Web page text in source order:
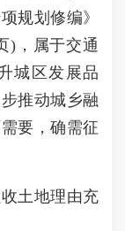
规划修编》
)，属于交通
城区发展品
推动城乡融
要，确需征
土地理由充